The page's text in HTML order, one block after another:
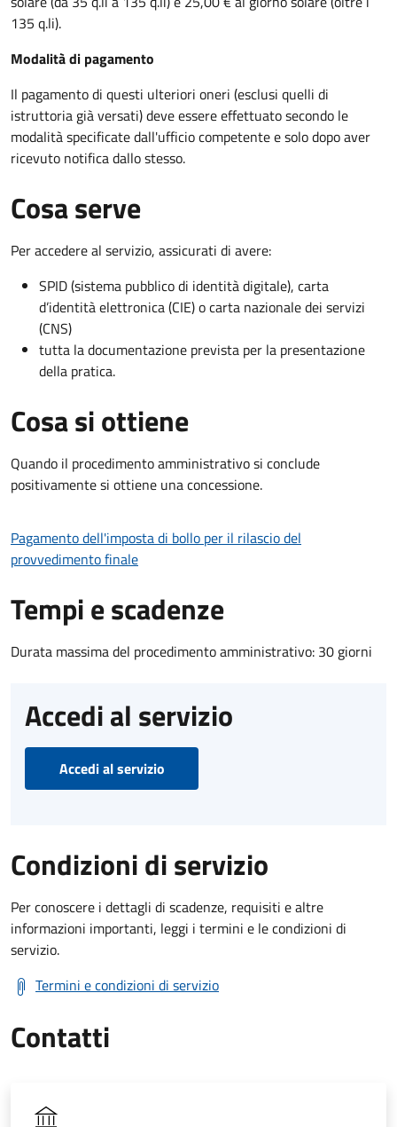
135 q.li).
Modalità di pagamento
Il pagamento di questi ulteriori oneri (esclusi quelli di
istruttoria già versati) deve essere effettuato secondo le
modalità specificate dall'ufficio competente e solo dopo aver
ricevuto notifica dallo stesso.
Cosa serve
Per accedere al servizio, assicurati di avere:
SPID (sistema pubblico di identità digitale), carta
d’identità elettronica (CIE) o carta nazionale dei servizi
(CNS)
tutta la documentazione prevista per la presentazione
della pratica.
Cosa si ottiene
Quando il procedimento amministrativo si conclude
positivamente si ottiene una concessione.
Pagamento dell'imposta di bollo per il rilascio del
provvedimento finale
Tempi e scadenze
Durata massima del procedimento amministrativo: 30 giorni
Accedi al servizio
Accedi al servizio
Condizioni di servizio
Per conoscere i dettagli di scadenze, requisiti e altre
informazioni importanti, leggi i termini e le condizioni di
servizio.
Termini e condizioni di servizio
Contatti